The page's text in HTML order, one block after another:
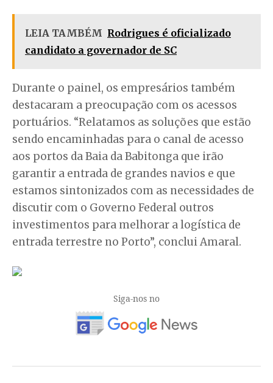
LEIA TAMBÉM Rodrigues é oficializado
candidato a governador de SC
Durante o painel, os empresários também
destacaram a preocupação com os acessos
portuários. “Relatamos as soluções que estão
sendo encaminhadas para o canal de acesso
aos portos da Baia da Babitonga que irão
garantir a entrada de grandes navios e que
estamos sintonizados com as necessidades de
discutir com o Governo Federal outros
investimentos para melhorar a logística de
entrada terrestre no Porto”, conclui Amaral.
Siga-nos no